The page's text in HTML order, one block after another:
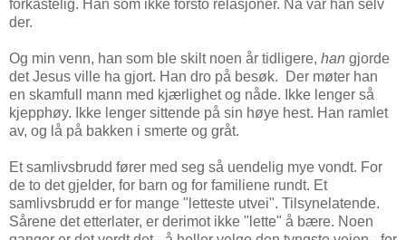
forkastelig. Han som ikke forsto relasjoner. Nå var han selv
der.
Og min venn, han som ble skilt noen år tidligere, han gjorde
det Jesus ville ha gjort. Han dro på besøk. Der møter han
en skamfull mann med kjærlighet og nåde. Ikke lenger så
kjepphøy. Ikke lenger sittende på sin høye hest. Han ramlet
av, og lå på bakken i smerte og gråt.
Et samlivsbrudd fører med seg så uendelig mye vondt. For
de to det gjelder, for barn og for familiene rundt. Et
samlivsbrudd er for mange "letteste utvei". Tilsynelatende.
Sårene det etterlater, er derimot ikke "lette" å bære. Noen